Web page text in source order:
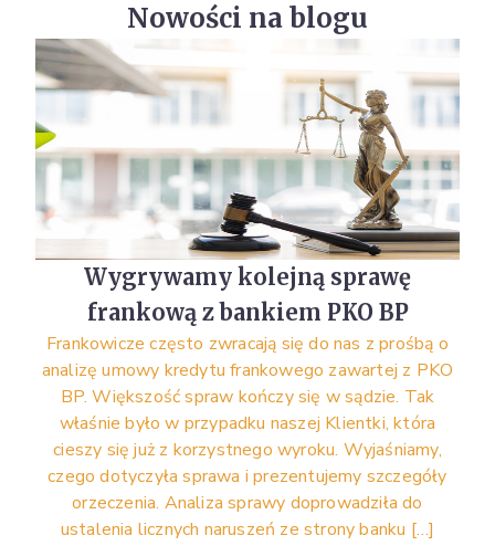
Nowości na blogu
Wygrywamy kolejną sprawę
frankową z bankiem PKO BP
Frankowicze często zwracają się do nas z prośbą o
analizę umowy kredytu frankowego zawartej z PKO
BP. Większość spraw kończy się w sądzie. Tak
właśnie było w przypadku naszej Klientki, która
cieszy się już z korzystnego wyroku. Wyjaśniamy,
czego dotyczyła sprawa i prezentujemy szczegóły
orzeczenia. Analiza sprawy doprowadziła do
ustalenia licznych naruszeń ze strony banku […]